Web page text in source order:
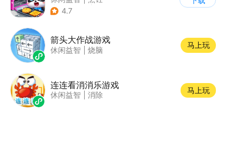
| 宝宝巴士
4.7
箭头大作战游戏
休闲益智 烧脑
马上玩
连连看消消乐游戏
休闲益智 消除
马上玩